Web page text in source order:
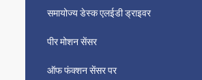
समायोज्य डेस्क एलईडी ड्राइवर
पीर मोशन सेंसर
ऑफ फंक्शन सेंसर पर